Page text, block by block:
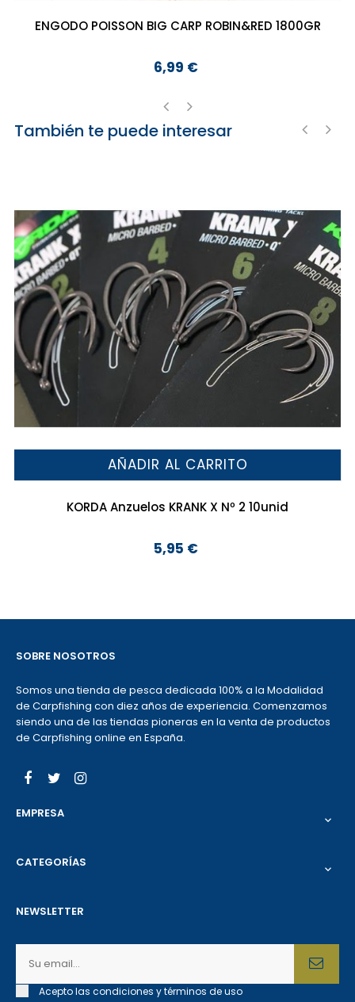
ENGODO POISSON BIG CARP ROBIN&RED 1800GR
Precio
6,99 €
‹ ›
También te puede interesar
AÑADIR AL CARRITO
KORDA Anzuelos KRANK X Nº 2 10unid
Precio
5,95 €
SOBRE NOSOTROS
Somos una tienda de pesca dedicada 100% a la Modalidad
de Carpfishing con diez años de experiencia. Comenzamos
siendo una de las tiendas pioneras en la venta de productos
de Carpfishing online en España.
Facebook
Twitter
EMPRESA 
CATEGORÍAS 
NEWSLETTER
Acepto las condiciones y términos de uso